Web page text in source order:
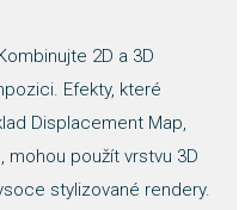
2D a 3D
Efekty, které
Displacement Map,
mohou použít vrstvu 3D
stylizované rendery.